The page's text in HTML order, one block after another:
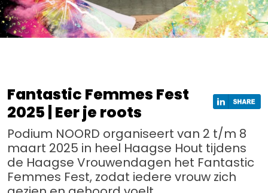
Fantastic Femmes Fest
2025 | Eer je roots
Podium NOORD organiseert van 2 t/m 8
maart 2025 in heel Haagse Hout tijdens
de Haagse Vrouwendagen het Fantastic
Femmes Fest, zodat iedere vrouw zich